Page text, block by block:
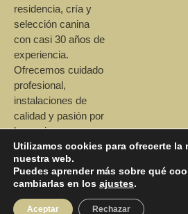
residencia, cría y
selección canina
con casi 30 años de
experiencia.
Ofrecemos cuidado
profesional,
instalaciones de
calidad y pasión por
las mejores razas.
Utilizamos cookies para ofrecerte la
nuestra web.
Puedes aprender más sobre qué
cambiarlas en los ajustes.
Aceptar Rechazar